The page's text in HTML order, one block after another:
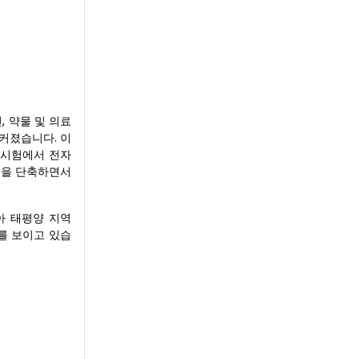
약물 및 의료
졌습니다. 이
험에서 전자
단축하면서
태평양 지역
보이고 있습